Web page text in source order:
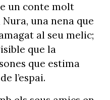
un conte molt
una nena que
al seu melic;
que la
que estima
l’espai.